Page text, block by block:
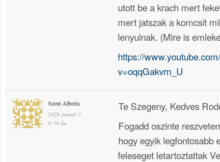
utott be a krach mert
mert jatszak a komcsit
lenyulnak. (Mire is
https://
v=oqqGakvrn_U
Szent Alberta
2026 január 3
9:39 du.
Te Szegeny, Kedves
Fogadd oszinte
hogy egyik legfontosabb
feleseget letartoztattak